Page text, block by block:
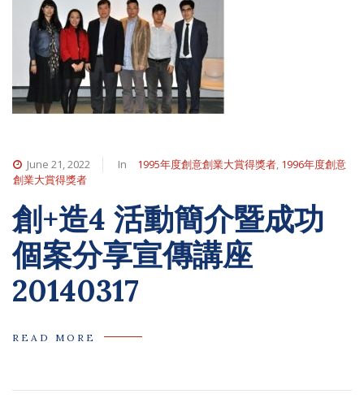
June 21, 2022 In 1995年度創意創業大賞得獎者, 1996年度創意
創業大賞得獎者
創+造4 活動簡介暨成功
個案分享宣傳講座
20140317
READ MORE